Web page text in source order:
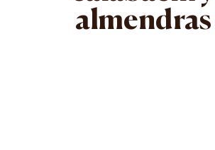
almendras